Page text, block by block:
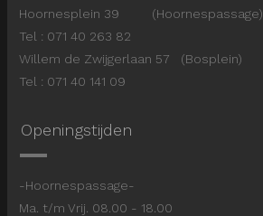
Hoornesplein 39 (Hoornespassage)
Tel : 071 40 263 82
Willem de Zwijgerlaan 57 (Bosplein)
Tel : 071 40 141 09
Openingstijden
-Hoornespassage-
Ma. t/m Vrij. 08.00 - 18.00